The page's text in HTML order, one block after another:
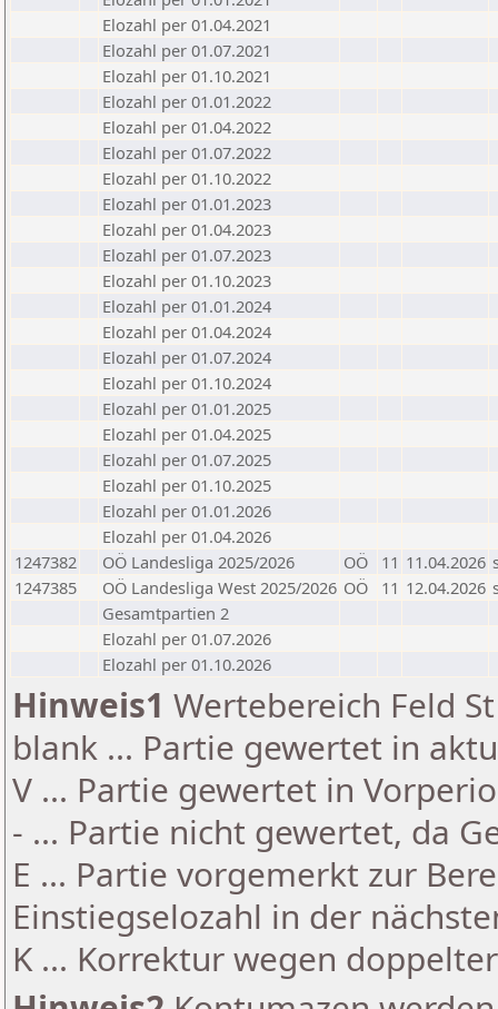
Elozahl per 01.04.2021
Elozahl per 01.07.2021
Elozahl per 01.10.2021
Elozahl per 01.01.2022
Elozahl per 01.04.2022
Elozahl per 01.07.2022
Elozahl per 01.10.2022
Elozahl per 01.01.2023
Elozahl per 01.04.2023
Elozahl per 01.07.2023
Elozahl per 01.10.2023
Elozahl per 01.01.2024
Elozahl per 01.04.2024
Elozahl per 01.07.2024
Elozahl per 01.10.2024
Elozahl per 01.01.2025
Elozahl per 01.04.2025
Elozahl per 01.07.2025
Elozahl per 01.10.2025
Elozahl per 01.01.2026
Elozahl per 01.04.2026
1247382
OÖ Landesliga 2025/2026 OÖ 11 11.04.2026
1247385
OÖ Landesliga West 2025/2026 OÖ 11 12.04.2026
Gesamtpartien 2
Elozahl per 01.07.2026
Elozahl per 01.10.2026
Hinweis1 Wertebereich Feld
blank ... Partie gewertet in
V ... Partie gewertet in
- ... Partie nicht gewertet, da
E ... Partie vorgemerkt zur
Einstiegselozahl in der
K ... Korrektur wegen